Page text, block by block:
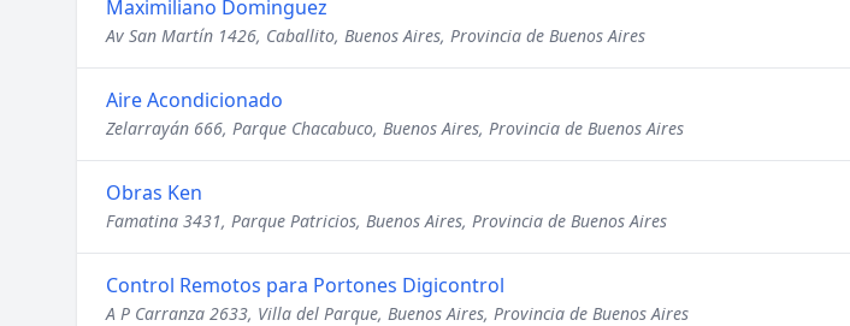
Maximiliano Dominguez
Av San Martín 1426, Caballito, Buenos Aires, Provincia de Buenos Aires
Aire Acondicionado
Zelarrayán 666, Parque Chacabuco, Buenos Aires, Provincia de Buenos Aires
Obras Ken
Famatina 3431, Parque Patricios, Buenos Aires, Provincia de Buenos Aires
Control Remotos para Portones Digicontrol
A P Carranza 2633, Villa del Parque, Buenos Aires, Provincia de Buenos Aires